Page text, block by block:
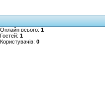
Онлайн всього: 1
Гостей: 1
Користувачів: 0